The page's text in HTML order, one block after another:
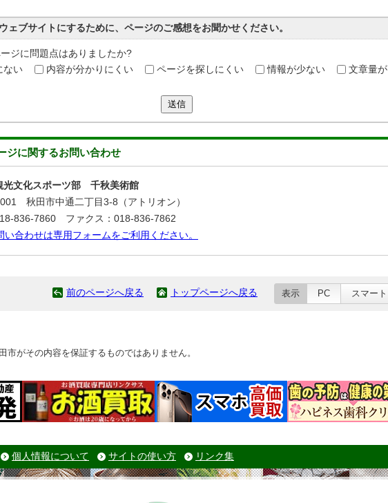
ェブサイトにするために、ページのご感想をお聞かせください。
ジに問題点はありましたか?
ない
内容が分かりにくい ページを探しにくい 情報が少ない
文章量が
送信
ジに関するお問い合わせ
光文化スポーツ部 千秋美術館
秋田市中通二丁目3-8（アトリオン）
836-7860 ファクス：018-836-7862
い合わせは専用フォームをご利用ください。
前のページへ戻る トップページへ戻る 表示 PC スマー
がその内容を保証するものではありません。
個人情報について サイトの使い方 リンク集